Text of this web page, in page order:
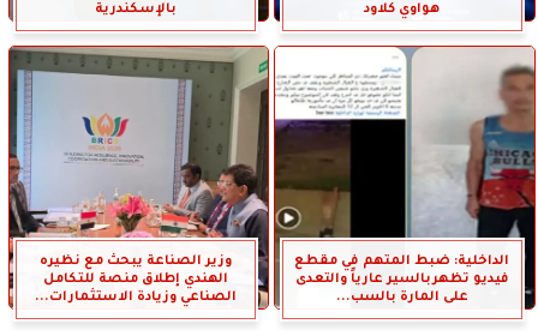
هواوي كلاود
بالإسكندرية
الداخلية: ضبط المتهم في مقطع
فيديو تظهربالسير عارياً والتعدى
على المارة بالسب...
وزير الصناعة يبحث مع نظيره
الهندي إطلاق منصة للتكامل
الصناعي وزيادة الاستثمارات...